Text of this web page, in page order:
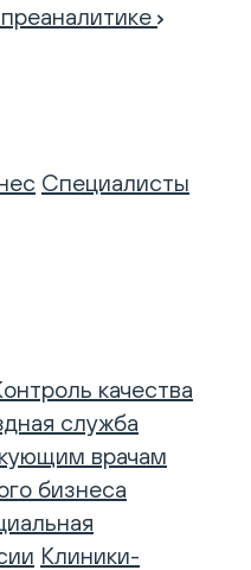
Специалисты
качества
служба
врачам
бизнеса
Клиники-